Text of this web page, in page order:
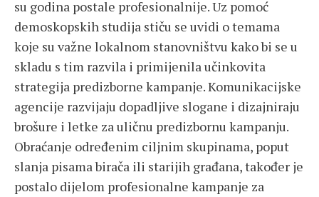
su godina postale profesionalnije. Uz pomoć
demoskopskih studija stiču se uvidi o temama
koje su važne lokalnom stanovništvu kako bi se u
skladu s tim razvila i primijenila učinkovita
strategija predizborne kampanje. Komunikacijske
agencije razvijaju dopadljive slogane i dizajniraju
brošure i letke za uličnu predizbornu kampanju.
Obraćanje određenim ciljnim skupinama, poput
slanja pisama birača ili starijih građana, također je
postalo dijelom profesionalne kampanje za